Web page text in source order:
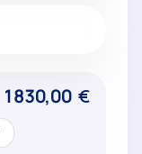
1830,00 €